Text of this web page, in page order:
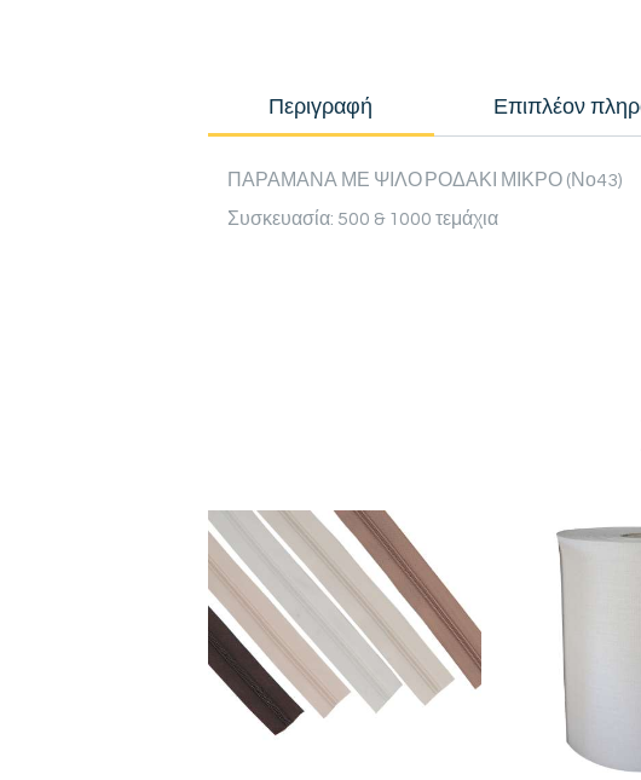
Περιγραφή Επιπλέον
ΠΑΡΑΜΑΝΑ ΜΕ ΨΙΛΟ ΡΟΔΑΚΙ ΜΙΚΡΟ (Νο43)
Συσκευασία: 500 & 1000 τεμάχια